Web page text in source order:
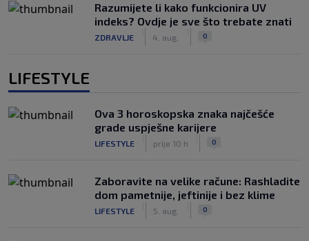
Razumijete li kako funkcionira UV
indeks? Ovdje je sve što trebate znati
ZDRAVLJE 4. aug. 0
LIFESTYLE
Ova 3 horoskopska znaka najčešće
grade uspješne karijere
LIFESTYLE prije 10 h 0
Zaboravite na velike račune: Rashladite
dom pametnije, jeftinije i bez klime
LIFESTYLE 5. aug. 0